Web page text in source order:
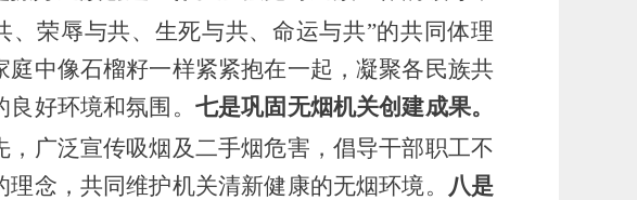
、荣辱与共、生死与共、命运与共”的共同体理
中像石榴籽一样紧紧抱在一起，凝聚各民族共
好环境和氛围。 七是巩固无烟机关创建成果。
广泛宣传吸烟及二手烟危害，倡导干部职工不
念，共同维护机关清新健康的无烟环境。 八是